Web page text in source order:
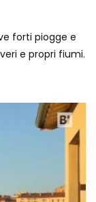
forti piogge e
e propri fiumi.